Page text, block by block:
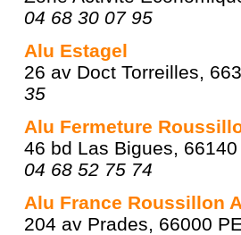
04 68 30 07 95
Alu Estagel
26 av Doct Torreilles,
35
Alu Fermeture
46 bd Las Bigues,
04 68 52 75 74
Alu France Roussillon
204 av Prades, 66000